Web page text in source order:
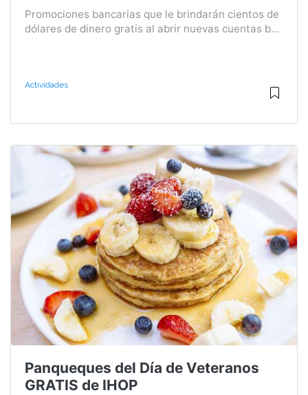
Promociones bancarias que le brindarán cientos de
dólares de dinero gratis al abrir nuevas cuentas b...
Actividades
Panqueques del Día de Veteranos
GRATIS de IHOP